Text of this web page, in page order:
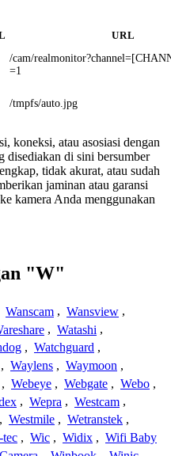
URL
/cam/
=1
/tmpfs/auto.jpg
koneksi, atau asosiasi dengan
disediakan di sini bersumber
tidak akurat, atau sudah
jaminan atau garansi
kamera Anda menggunakan
"W"
Wanscam , Wansview ,
, Watashi ,
, Watchguard ,
, Waylens , Waymoon ,
, Webeye , Webgate , Webo ,
, Wepra , Westcam ,
, Westmile , Wetranstek ,
, Wic , Widix , Wifi Baby